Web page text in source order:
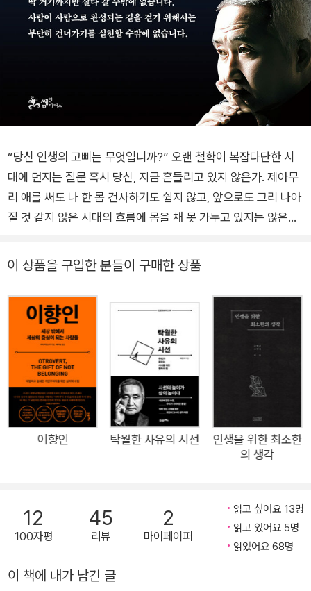
“당신 인생의 고삐는 무엇입니까?” 오랜 철학이 복잡다단한 시
대에 던지는 질문 혹시 당신, 지금 흔들리고 있지 않은가. 제아무
리 애를 써도 나 한 몸 건사하기도 쉽지 않고, 앞으로도 그리 나아
질 것 같지 않은 시대의 흐름에 몸을 채 못 가누고 있지는 않은가.
는 법. 모든 게 뒤바뀌고 엎어지는 시기일수록 더욱 중요해지는
팡질팡하기에, 우리의 하루하루는 너무도 소중하다. 어쩌면 별생
각 없이 살아갈지도 모르는 하루하루의 평범한 일상은, 멀리서 보
면 인생의 여정에 내딛는 한 걸음 한 걸음이다. 하루하루의 족적
이 모여 인생의 궤적을 그리는 것이다. 그러므로 생각해야 한다.
나의 오늘 하루가 어디를 향하고 있는지. 이 책, 《건너가는 자》는
반야심경의 철학으로 아득한 시간을 건너 오늘의 당신에게 질문
한다. 지금 당신, 제대로 나아가고 있냐고, 혹은 어디로 나아가는
지 정확히 알고 발을 옮기는 중이냐고. 잘하다가도 때로 시대의
풍파에 흔들리고 있지는 않은가 하고. 그리고 지금 우리에게 필요
개념은 ‘공(空)’이다. 그런데 통념과 달리 ‘공’은 심오하고 초월적
이며 영원불변한 이치를 뜻하지 않는다. 그저 철학적인 관점으로
기호일 뿐이다. 어떤 고정불변한 실체도 없는 세상이기에, 확실하
이 상품을 구입한 분들이 구매한 상품
이향인 탁월한 사유의 시선
인생을 위한 최소한
의 생각
12
100자평
45
리뷰
2
마이페이퍼
읽고 싶어요 13명
읽고 있어요 5명
읽었어요 68명
이 책에 내가 남긴 글